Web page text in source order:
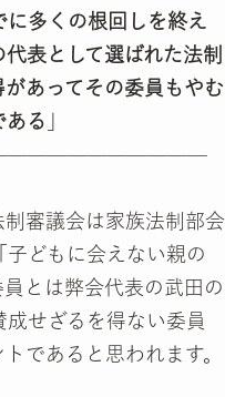
に多くの根回しを終え
表として選ばれた法制
あってその委員もやむ
ある
審議会は家族法制部会
どもに会えない親の
とは弊会代表の武田の
せざるを得ない委員
であると思われます。